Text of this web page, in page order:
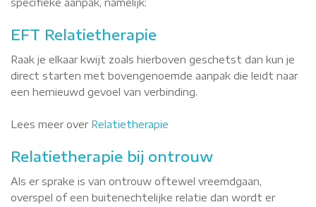
specifieke aanpak, namelijk:
EFT Relatietherapie
Raak je elkaar kwijt zoals hierboven geschetst dan kun je
direct starten met bovengenoemde aanpak die leidt naar
een hernieuwd gevoel van verbinding.
Lees meer over Relatietherapie
Relatietherapie bij ontrouw
Als er sprake is van ontrouw oftewel vreemdgaan,
overspel of een buitenechtelijke relatie dan wordt er